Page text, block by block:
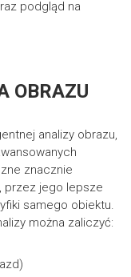
podgląd na
OBRAZU
analizy obrazu,
znacznie
przez jego lepsze
samego obiektu.
można zaliczyć: